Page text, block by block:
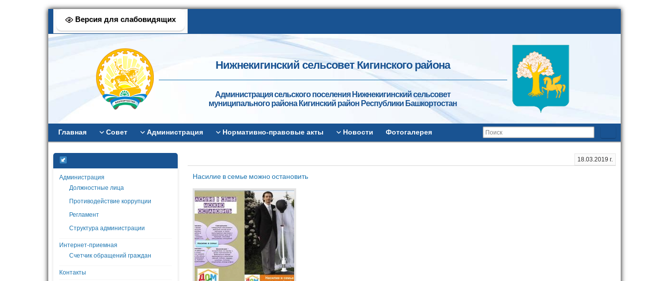
Версия для слабовидящих
Нижнекигинский сельсовет Кигинского района
Администрация сельского поселения Нижнекигинский сельсовет
муниципального района Кигинский район Республики Башкортостан
Главная Совет Администрация Нормативно-правовые акты Новости Фотогалерея
Администрация
Должностные лица
Противодействие коррупции
Регламент
Структура администрации
Интернет-приемная
Счетчик обращений граждан
Контакты
18.03.2019 г.
Насилие в семье можно остановить